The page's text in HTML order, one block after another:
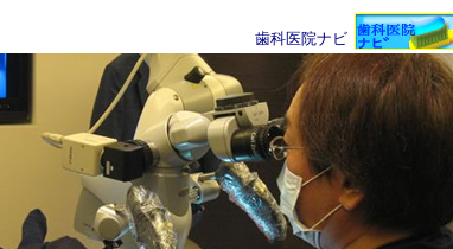
歯科医院ナビ